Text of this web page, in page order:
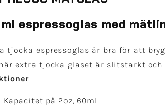
60ml
espressoglas med
tjocka espressoglas är bra för att
extra tjocka glaset är slitstarkt
Kapacitet på 2oz, 60ml